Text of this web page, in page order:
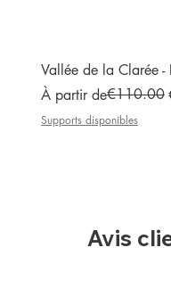
Vallée de la Clarée
À partir de
Prix original€110.00
Prix promotionnel
Supports disponibles
Avis